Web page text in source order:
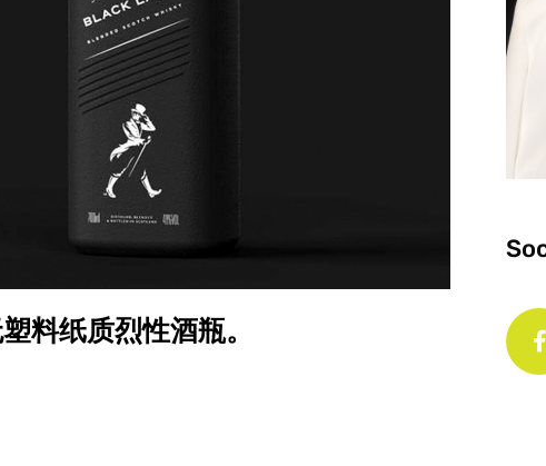
料纸质烈性酒瓶。
c